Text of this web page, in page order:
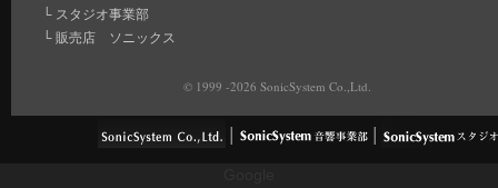
└ スタジオ事業部
└ 販売店 ソニックス
© 1999 -2026 SonicSystem Co.,Ltd.